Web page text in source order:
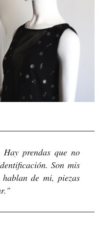
prendas que no
Son mis
de mi, piezas